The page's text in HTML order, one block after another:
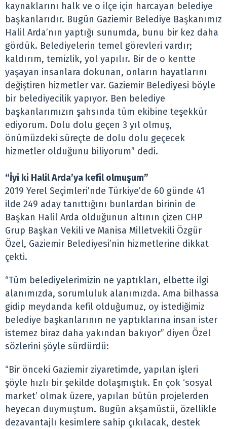
kaynaklarını halk ve o ilçe için harcayan belediye
başkanlarıdır. Bugün Gaziemir Belediye Başkanımız
Halil Arda’nın yaptığı sunumda, bunu bir kez daha
gördük. Belediyelerin temel görevleri vardır;
kaldırım, temizlik, yol yapılır. Bir de o kentte
yaşayan insanlara dokunan, onların hayatlarını
değiştiren hizmetler var. Gaziemir Belediyesi böyle
bir belediyecilik yapıyor. Ben belediye
başkanlarımızın şahsında tüm ekibine teşekkür
ediyorum. Dolu dolu geçen 3 yıl olmuş,
önümüzdeki süreçte de dolu dolu geçecek
hizmetler olduğunu biliyorum” dedi.
“İyi ki Halil Arda’ya kefil olmuşum”
2019 Yerel Seçimleri’nde Türkiye’de 60 günde 41
ilde 249 aday tanıttığını bunlardan birinin de
Başkan Halil Arda olduğunun altının çizen CHP
Grup Başkan Vekili ve Manisa Milletvekili Özgür
Özel, Gaziemir Belediyesi’nin hizmetlerine dikkat
çekti.
“Tüm belediyelerimizin ne yaptıkları, elbette ilgi
alanımızda, sorumluluk alanımızda. Ama bilhassa
gidip meydanda kefil olduğumuz, oy istediğimiz
belediye başkanlarının ne yaptıklarına insan ister
istemez biraz daha yakından bakıyor” diyen Özel
sözlerini şöyle sürdürdü:
“Bir önceki Gaziemir ziyaretimde, yapılan işleri
şöyle hızlı bir şekilde dolaşmıştık. En çok ‘sosyal
market’ olmak üzere, yapılan bütün projelerden
heyecan duymuştum. Bugün akşamüstü, özellikle
dezavantajlı kesimlere sahip çıkılacak, destek